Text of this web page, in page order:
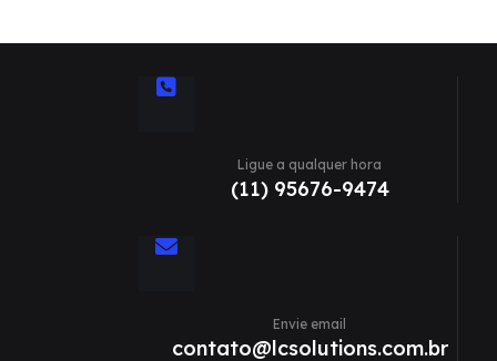
Ligue a qualquer hora
(11) 95676-9474
Envie email
contato@lcsolutions.com.br